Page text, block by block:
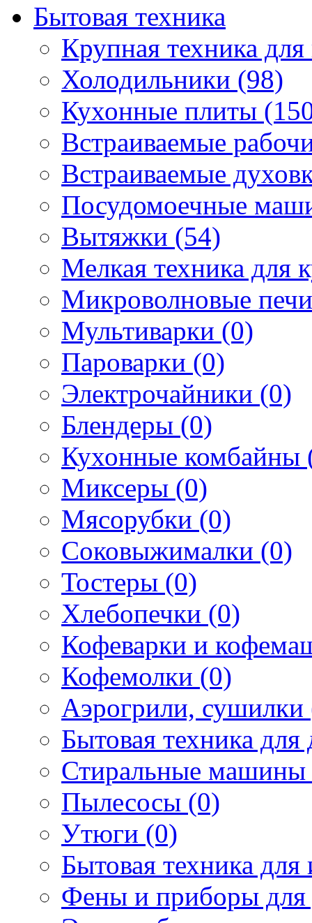
Бытовая техника
Крупная техника
Холодильники (98)
Кухонные плиты
Встраиваемые
Встраиваемые
Посудомоечные
Вытяжки (54)
Мелкая техника для
Микроволновые
Мультиварки (0)
Пароварки (0)
Электрочайники (0)
Блендеры (0)
Кухонные комбайны
Миксеры (0)
Мясорубки (0)
Соковыжималки (0)
Тостеры (0)
Хлебопечки (0)
Кофеварки и
Кофемолки (0)
Аэрогрили, сушилки
Бытовая техника
Стиральные машины
Пылесосы (0)
Утюги (0)
Бытовая техника
Фены и приборы для